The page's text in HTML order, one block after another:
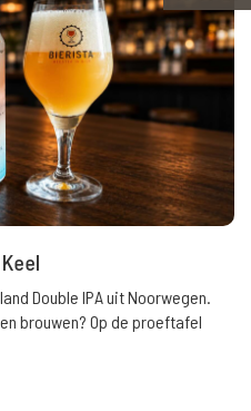
Double IPA uit Noorwegen.
brouwen? Op de proeftafel